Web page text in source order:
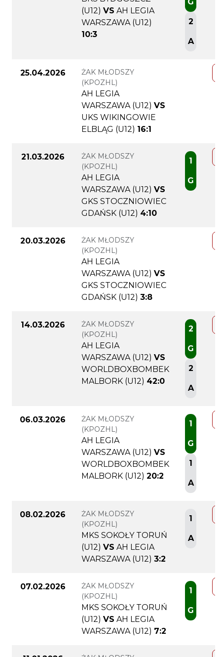
(U12) VS AH LEGIA
WARSZAWA (U12)
10:3
2
A
25.04.2026
ŻAK MŁODSZY
(KPOZHL)
AH LEGIA
WARSZAWA (U12) VS
UKS WIKINGOWIE
ELBLĄG (U12) 16:1
21.03.2026
ŻAK MŁODSZY
(KPOZHL)
AH LEGIA
WARSZAWA (U12) VS
GKS STOCZNIOWIEC
GDAŃSK (U12) 4:10
1
G
20.03.2026
ŻAK MŁODSZY
(KPOZHL)
AH LEGIA
WARSZAWA (U12) VS
GKS STOCZNIOWIEC
GDAŃSK (U12) 3:8
14.03.2026
ŻAK MŁODSZY
(KPOZHL)
AH LEGIA
WARSZAWA (U12) VS
WORLDBOXBOMBEK
MALBORK (U12) 42:0
2
G
2
A
06.03.2026
ŻAK MŁODSZY
(KPOZHL)
AH LEGIA
WARSZAWA (U12) VS
WORLDBOXBOMBEK
MALBORK (U12) 20:2
1
G
1
A
08.02.2026
ŻAK MŁODSZY
(KPOZHL)
MKS SOKOŁY TORUŃ
(U12) VS AH LEGIA
WARSZAWA (U12) 3:2
1
A
07.02.2026
ŻAK MŁODSZY
(KPOZHL)
MKS SOKOŁY TORUŃ
(U12) VS AH LEGIA
WARSZAWA (U12) 7:2
1
G